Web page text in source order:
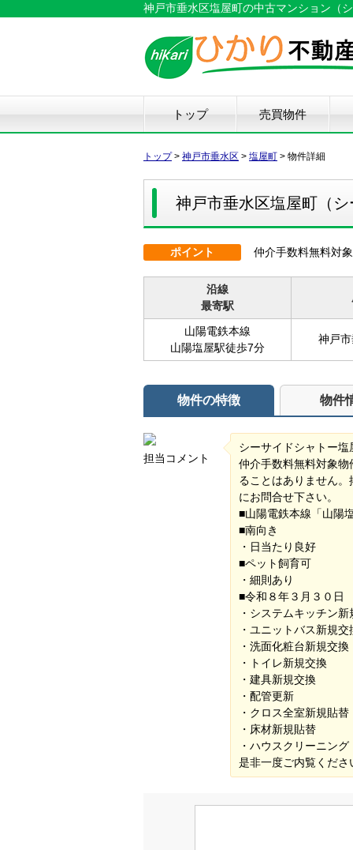
神戸市垂水区塩屋町の中古マンション（
トップ 売買物件
新築戸建て
中古戸建て
マンション
土地
トップ> 神戸市垂水区 > 塩屋町 > 物件詳細
神戸市垂水区塩屋町（
ポイント 仲介手数料無料対
沿線
最寄駅
山陽電鉄本線
山陽塩屋駅徒歩7分
神戸
物件の特徴 物件
担当コメント
シーサイドシャトー
仲介手数料無料対象
ることはありません
にお問合せ下さい。
■山陽電鉄本線「山
■南向き
・日当たり良好
■ペット飼育可
・細則あり
■令和８年３月３０日
・システムキッチン新
・ユニットバス新規交
・洗面化粧台新規交換
・トイレ新規交換
・建具新規交換
・配管更新
・クロス全室新規貼替
・床材新規貼替
・ハウスクリーニング
是非一度ご内覧くださ